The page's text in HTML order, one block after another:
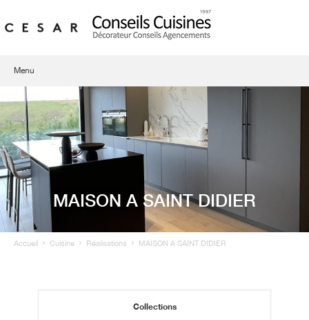
Menu
Qui sommes-nous ?
Showroom
Cuisines
Agencement d'intérieur
Contact
MAISON A SAINT DIDIER
Accueil Cuisine Réalisations MAISON A SAINT DIDIER
Collections